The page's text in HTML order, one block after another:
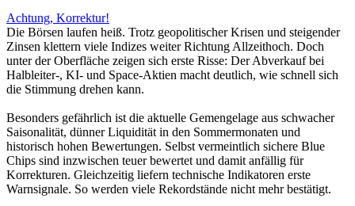
Achtung, Korrektur!
Die Börsen laufen heiß. Trotz geopolitischer Krisen und steigender
Zinsen klettern viele Indizes weiter Richtung Allzeithoch. Doch
unter der Oberfläche zeigen sich erste Risse: Der Abverkauf bei
Halbleiter-, KI- und Space-Aktien macht deutlich, wie schnell sich
die Stimmung drehen kann.
Besonders gefährlich ist die aktuelle Gemengelage aus schwacher
Saisonalität, dünner Liquidität in den Sommermonaten und
historisch hohen Bewertungen. Selbst vermeintlich sichere Blue
Chips sind inzwischen teuer bewertet und damit anfällig für
Korrekturen. Gleichzeitig liefern technische Indikatoren erste
Warnsignale. So werden viele Rekordstände nicht mehr bestätigt.